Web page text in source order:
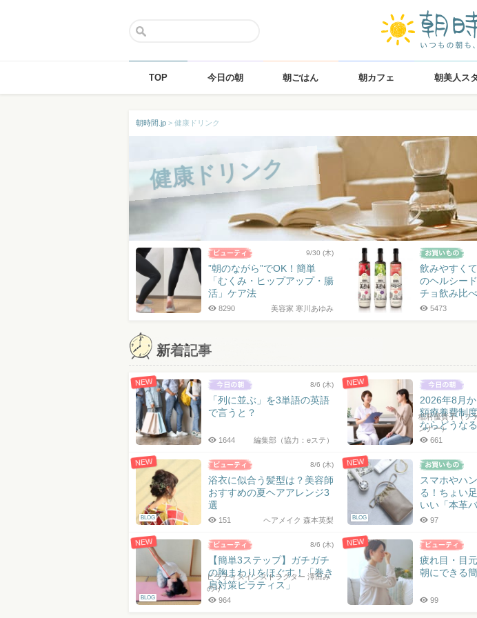
TOP 今日の朝 朝ごはん 朝カフェ 朝美人ス
朝時間.jp > 健康ドリンク
健康ドリンク
9/30 (木)
”朝のながら”でOK！簡単
「むくみ・ヒップアップ・腸
活」ケア法
美容家 寒川あゆみ
8290
飲みやすく
のヘルシー
チョ飲み比
5473
新着記事
NEW 8/6 (木)
「列に並ぶ」を3単語の英語
で言うと？
編集部（協力：eステ）
1644
NEW
2026年8月
額療養費制
ならどうな
稲村優貴子（フ
ンナー）
661
NEW
BLOG
8/6 (木)
浴衣に似合う髪型は？美容師
おすすめの夏ヘアアレンジ3
選
ヘアメイク 森本英梨
151
NEW
BLOG
スマホやハ
る！ちょい
いい「本革
97
NEW
BLOG
8/6 (木)
【簡単3ステップ】ガチガチ
の胸まわりをほぐす！「巻き
肩対策ピラティス」
ピラティスインストラクター 澤田み
のり
964
NEW
疲れ目・目
朝にできる
99